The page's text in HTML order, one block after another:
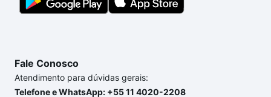
Fale Conosco
Atendimento para dúvidas gerais:
Telefone e WhatsApp: +55 11 4020-2208